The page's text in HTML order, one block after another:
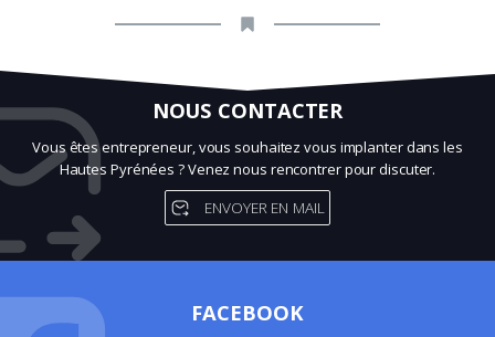
NOUS CONTACTER
Vous êtes entrepreneur, vous souhaitez vous implanter dans les
Hautes Pyrénées ? Venez nous rencontrer pour discuter.
ENVOYER EN MAIL
FACEBOOK